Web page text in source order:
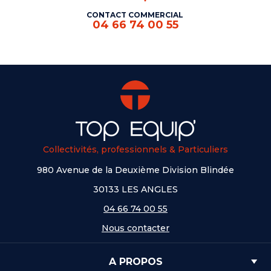
CONTACT COMMERCIAL
04 66 74 00 55
Collectivités, professionnels & Particuliers
980 Avenue de la Deuxième Division Blindée
30133 LES ANGLES
04 66 74 00 55
Nous contacter
A PROPOS